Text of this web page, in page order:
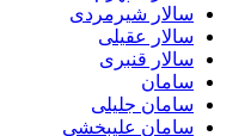
سالار شیرمردی
سالار عقیلی
سالار قنبری
سامان
سامان جلیلی
سامان علیبخشی